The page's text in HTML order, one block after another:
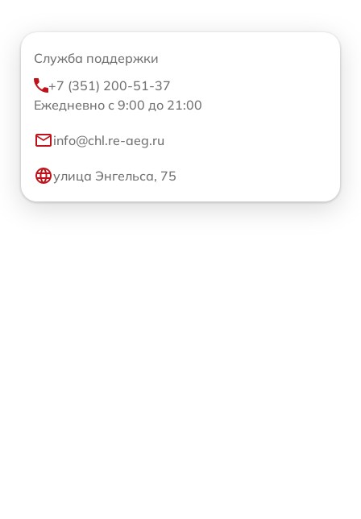
Служба поддержки
+7 (351) 200-51-37
Ежедневно с 9:00 до 21:00
info@chl.re-aeg.ru
улица Энгельса, 75